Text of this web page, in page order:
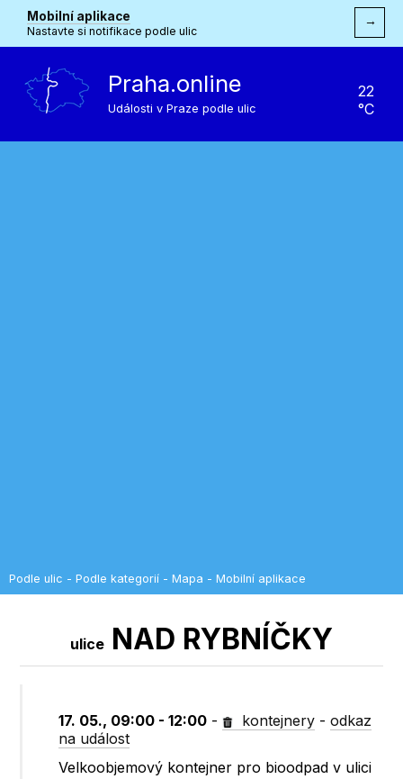
Mobilní aplikace
Nastavte si notifikace podle ulic
→
Praha.online
Události v Praze podle ulic
22
°C
Podle ulic - Podle kategorií - Mapa - Mobilní aplikace
ulice NAD RYBNÍČKY
17. 05., 09:00 - 12:00 - kontejnery -odkaz
na událost
Velkoobjemový kontejner pro bioodpad v ulici